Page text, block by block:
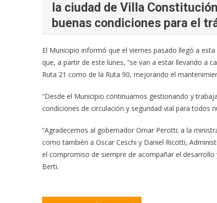
la ciudad de Villa
buenas condiciones para el
El Municipio informó que el viernes pasado llegó a
que, a partir de este lunes, “se van a estar llevando a
Ruta 21 como de la Ruta 90, mejorando el
“Desde el Municipio continuamos gestionando y
condiciones de circulación y seguridad vial para todos
“Agradecemos al gobernador Omar Perotti; a la
como también a Oscar Ceschi y Daniel Ricotti,
el compromiso de siempre de acompañar el
Berti.